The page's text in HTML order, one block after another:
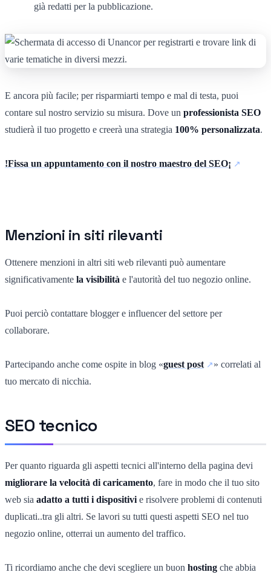
già redatti per la pubblicazione.
E ancora più facile; per risparmiarti tempo e mal di testa, puoi
contare sul nostro servizio su misura. Dove un professionista SEO
studierà il tuo progetto e creerà una strategia 100% personalizzata.
!Fissa un appuntamento con il nostro maestro del SEO¡
Menzioni in siti rilevanti
Ottenere menzioni in altri siti web rilevanti può aumentare
significativamente la visibilità e l'autorità del tuo negozio online.
Puoi perciò contattare blogger e influencer del settore per
collaborare.
Partecipando anche come ospite in blog «guest post
» correlati al
tuo mercato di nicchia.
SEO tecnico
Per quanto riguarda gli aspetti tecnici all'interno della pagina devi
migliorare la velocità di caricamento, fare in modo che il tuo sito
web sia adatto a tutti i dispositivi e risolvere problemi di contenuti
duplicati..tra gli altri. Se lavori su tutti questi aspetti SEO nel tuo
negozio online, otterrai un aumento del traffico.
Ti ricordiamo anche che devi scegliere un buon hosting che abbia